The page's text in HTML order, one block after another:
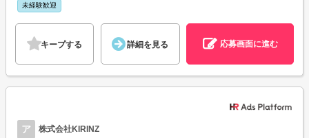
未経験歓迎
キープする 詳細を見る 応募画面に進む
ア 株式会社KIRINZ